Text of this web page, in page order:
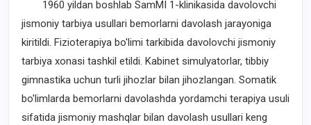
1960 yildan boshlab SamMI 1-klinikasida davolovchi
jismoniy tarbiya usullari bemorlarni davolash jarayoniga
kiritildi. Fizioterapiya bo'limi tarkibida davolovchi jismoniy
tarbiya xonasi tashkil etildi. Kabinet simulyatorlar, tibbiy
gimnastika uchun turli jihozlar bilan jihozlangan. Somatik
bo'limlarda bemorlarni davolashda yordamchi terapiya usuli
sifatida jismoniy mashqlar bilan davolash usullari keng